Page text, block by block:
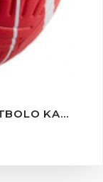
NIKE LIVERPOOL FC STRIKE FUTBOLO KAMUOLYS